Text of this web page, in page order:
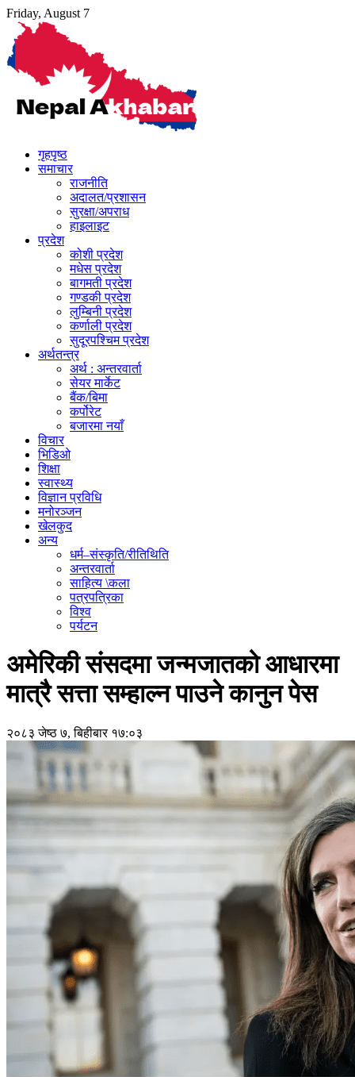
Skip
content
Friday, August 7
गृहपृष्ठ
समाचार
राजनीति
अदालत/प्रशासन
सुरक्षा/अपराध
हाइलाइट
प्रदेश
कोशी प्रदेश
मधेस प्रदेश
बागमती प्रदेश
गण्डकी प्रदेश
लुम्बिनी प्रदेश
कर्णाली प्रदेश
सुदूरपश्चिम प्रदेश
अर्थतन्त्र
अर्थ : अन्तरवार्ता
सेयर मार्केट
बैंक/बिमा
कर्पोरेट
बजारमा नयाँ
विचार
भिडिओ
शिक्षा
स्वास्थ्य
विज्ञान प्रविधि
मनोरञ्जन
खेलकुद
अन्य
धर्म–संस्कृति/रीतिथिति
अन्तरवार्ता
साहित्य \कला
पत्रपत्रिका
विश्व
पर्यटन
अमेरिकी संसदमा जन्मजातको आधारमा
मात्रै सत्ता सम्हाल्न पाउने कानुन पेस
२०८३ जेष्ठ ७, बिहीबार १७:०३